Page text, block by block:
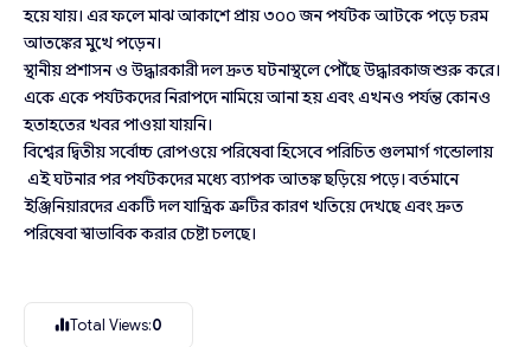
হয়ে যায়। এর ফলে মাঝ আকাশে প্রায় ৩০০ জন পর্যটক আটকে পড়ে চরম
আতঙ্কের মুখে পড়েন।
স্থানীয় প্রশাসন ও উদ্ধারকারী দল দ্রুত ঘটনাস্থলে পৌঁছে উদ্ধারকাজ শুরু করে।
একে একে পর্যটকদের নিরাপদে নামিয়ে আনা হয় এবং এখনও পর্যন্ত কোনও
হতাহতের খবর পাওয়া যায়নি।
বিশ্বের দ্বিতীয় সর্বোচ্চ রোপওয়ে পরিষেবা হিসেবে পরিচিত গুলমার্গ গন্ডোলায়
এই ঘটনার পর পর্যটকদের মধ্যে ব্যাপক আতঙ্ক ছড়িয়ে পড়ে। বর্তমানে
ইঞ্জিনিয়ারদের একটি দল যান্ত্রিক ত্রুটির কারণ খতিয়ে দেখছে এবং দ্রুত
পরিষেবা স্বাভাবিক করার চেষ্টা চলছে।
Total Views:0